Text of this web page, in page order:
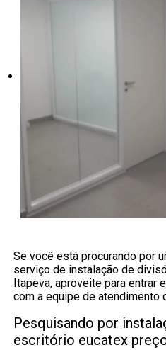
Se você está procurando por
serviço de instalação de
Itapeva, aproveite para entrar
com a equipe de atendimento
Pesquisando por
escritório eucatex